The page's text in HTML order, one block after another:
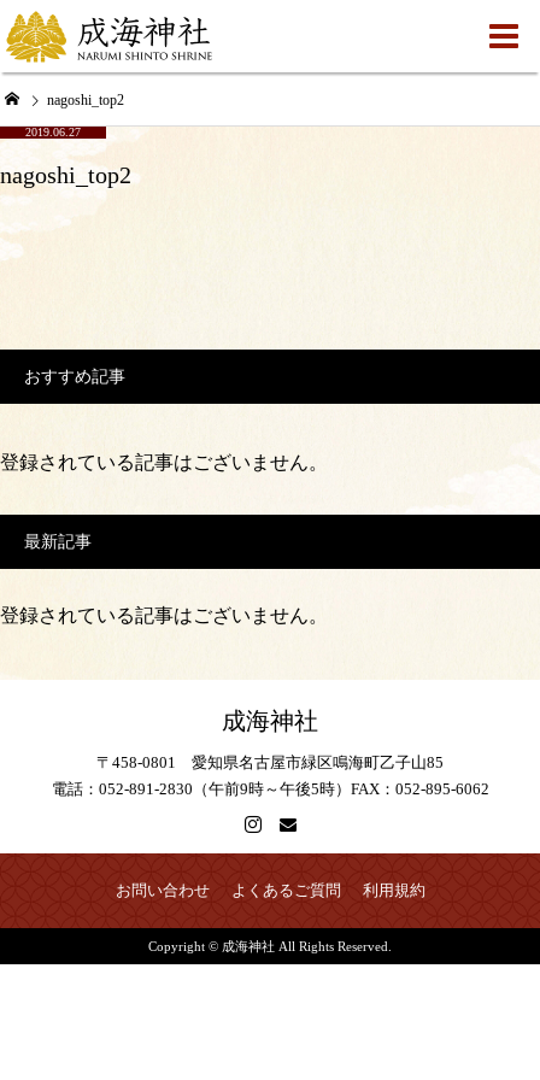
nagoshi_top2
2019.06.27
nagoshi_top2
おすすめ記事
登録されている記事はございません。
最新記事
登録されている記事はございません。
成海神社
〒458-0801 愛知県名古屋市緑区鳴海町乙子山85
電話：052-891-2830（午前9時～午後5時）FAX：052-895-6062
お問い合わせ よくあるご質問 利用規約
Copyright © 成海神社 All Rights Reserved.